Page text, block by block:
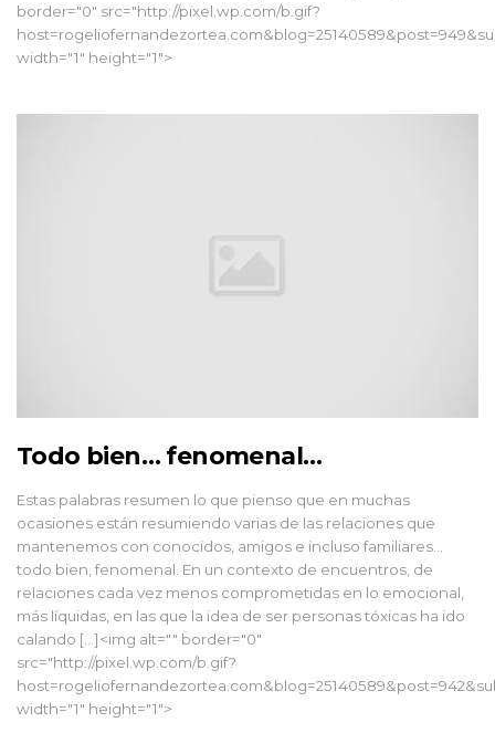
border="0" src="http://pixel.wp.com/b.gif?
width="1" height="1">
Todo bien… fenomenal…
Estas palabras resumen lo que pienso que en muchas
ocasiones están resumiendo varias de las relaciones que
mantenemos con conocidos, amigos e incluso familiares…
todo bien, fenomenal. En un contexto de encuentros, de
relaciones cada vez menos comprometidas en lo emocional,
más líquidas, en las que la idea de ser personas tóxicas ha ido
calando […]<img alt="" border="0"
src="http://pixel.wp.com/b.gif?
width="1" height="1">